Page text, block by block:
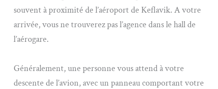
souvent à proximité de l’aéroport de Keflavik. A votre
arrivée, vous ne trouverez pas l’agence dans le hall de
l’aérogare.
Généralement, une personne vous attend à votre
descente de l’avion, avec un panneau comportant votre